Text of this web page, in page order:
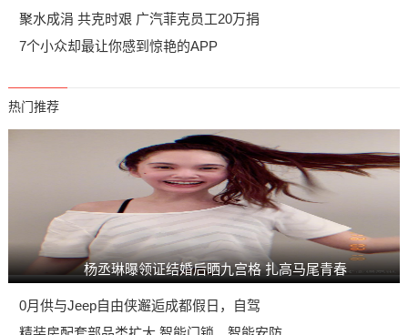
聚水成涓 共克时艰 广汽菲克员工20万捐
7个小众却最让你感到惊艳的APP
热门推荐
杨丞琳曝领证结婚后晒九宫格 扎高马尾青春
0月供与Jeep自由侠邂逅成都假日，自驾